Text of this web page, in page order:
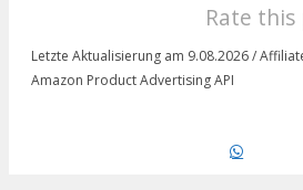
Rate this
Letzte Aktualisierung am 9.08.2026 /
Amazon Product Advertising API